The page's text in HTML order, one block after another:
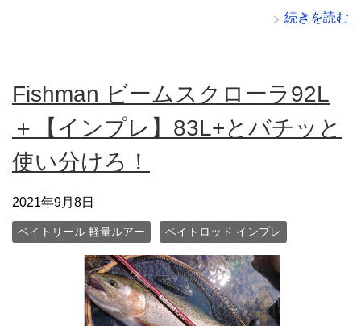
続きを読む
Fishman ビームスクローラ92L
＋【インプレ】83L+とバチッと
使い分けろ！
2021年9月8日
ベイトリール 軽量ルアー ベイトロッド インプレ